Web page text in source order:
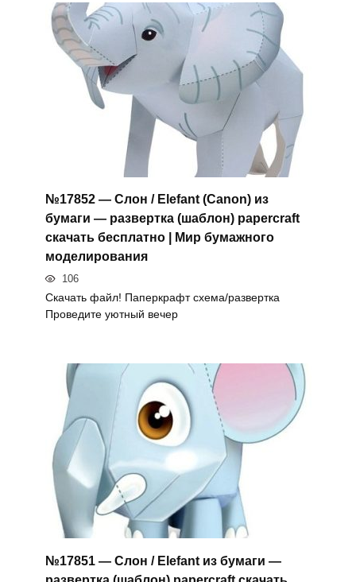
№17852 — Слон / Elefant (Canon) из
бумаги — развертка (шаблон) papercraft
скачать бесплатно | Мир бумажного
моделирования
106
Скачать файл! Паперкрафт схема/развертка
Проведите уютный вечер
№17851 — Слон / Elefant из бумаги —